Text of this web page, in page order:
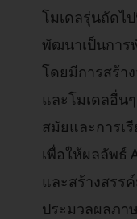
โมเดลรุ่นถัดไ
พัฒนาเป็นการ
โดยมีการสร้า
และโมเดลอื่น
สมัยและการเ
เพื่อให้ผลลัพธ์
และสร้างสรร
ประมวลผลภา